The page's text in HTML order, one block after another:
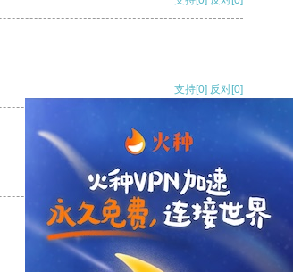
支持[0] 反对[0]
支持[0] 反对
支持